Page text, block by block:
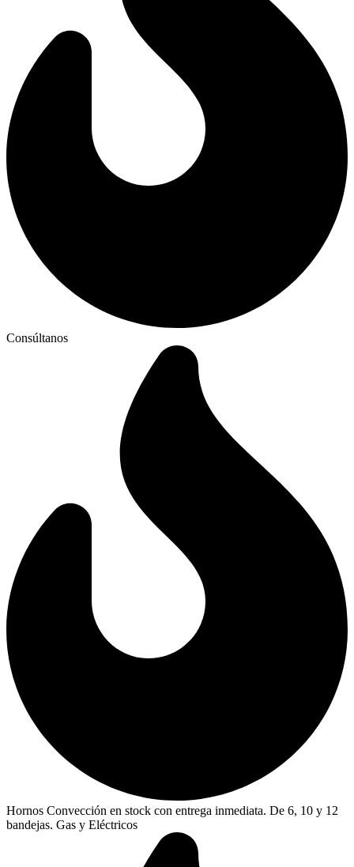
Consúltanos
Hornos Convección en stock con entrega inmediata. De 6, 10 y 12
bandejas. Gas y Eléctricos